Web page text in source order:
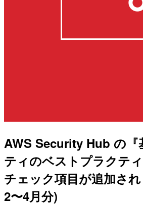
AWS Security Hub の『
ティのベストプラクテ
チェック項目が追加さ
2〜4月分)